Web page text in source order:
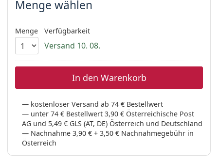
Persol
Alle Marken
Menge wählen
Menge Verfügbarkeit
Versand 10. 08.
In den Warenkorb
kostenloser Versand ab 74 € Bestellwert
unter 74 € Bestellwert 3,90 € Österreichische Post
AG und 5,49 € GLS (AT, DE) Österreich und Deutschland
Nachnahme 3,90 € + 3,50 € Nachnahmegebühr in
Österreich